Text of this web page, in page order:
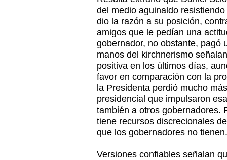
del medio aguinaldo
dio la razón a su posición,
amigos que le pedían una
gobernador, no obstante, pagó
manos del kirchnerismo
positiva en los últimos días,
favor en comparación con la
la Presidenta perdió mucho
presidencial que impulsaron
también a otros gobernadores.
tiene recursos discrecionales
que los gobernadores no tienen.
Versiones confiables señalan